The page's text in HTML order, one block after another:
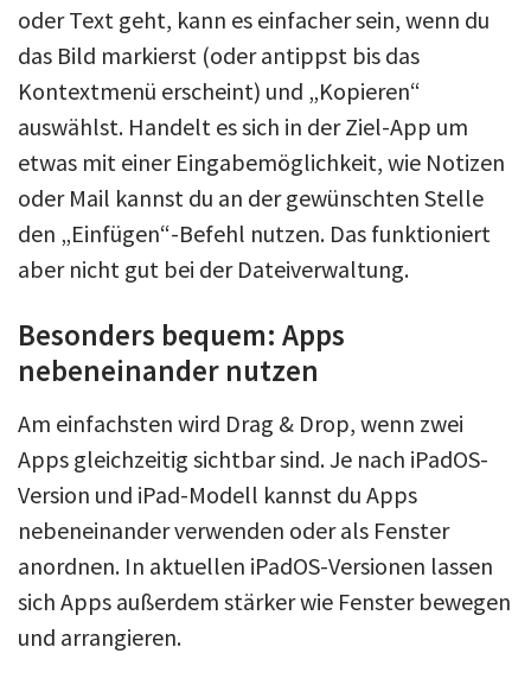
oder Text geht, kann es einfacher sein, wenn du
das Bild markierst (oder antippst bis das
Kontextmenü erscheint) und „Kopieren“
auswählst. Handelt es sich in der Ziel-App um
etwas mit einer Eingabemöglichkeit, wie Notizen
oder Mail kannst du an der gewünschten Stelle
den „Einfügen“-Befehl nutzen. Das funktioniert
aber nicht gut bei der Dateiverwaltung.
Besonders bequem: Apps
nebeneinander nutzen
Am einfachsten wird Drag & Drop, wenn zwei
Apps gleichzeitig sichtbar sind. Je nach iPadOS-
Version und iPad-Modell kannst du Apps
nebeneinander verwenden oder als Fenster
anordnen. In aktuellen iPadOS-Versionen lassen
sich Apps außerdem stärker wie Fenster bewegen
und arrangieren.